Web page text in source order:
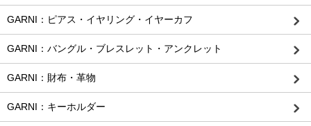
GARNI：ピアス・イヤリング・イヤーカフ
GARNI：バングル・ブレスレット・アンクレット
GARNI：財布・革物
GARNI：キーホルダー